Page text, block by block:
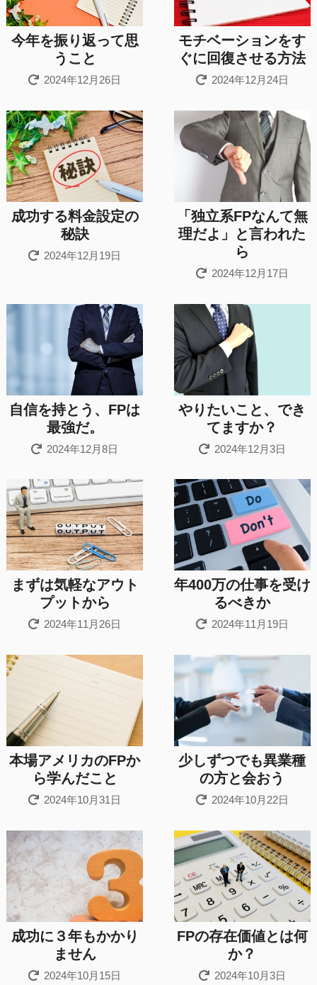
今年を振り返って思
うこと
2024年12月26日
モチベーションをす
ぐに回復させる方法
2024年12月24日
成功する料金設定の
秘訣
2024年12月19日
「独立系FPなんて無
理だよ」と言われた
ら
2024年12月17日
自信を持とう、FPは
最強だ。
2024年12月8日
やりたいこと、でき
てますか？
2024年12月3日
まずは気軽なアウト
プットから
2024年11月26日
年400万の仕事を受け
るべきか
2024年11月19日
本場アメリカのFPか
ら学んだこと
2024年10月31日
少しずつでも異業種
の方と会おう
2024年10月22日
成功に３年もかかり
ません
2024年10月15日
FPの存在価値とは何
か？
2024年10月3日